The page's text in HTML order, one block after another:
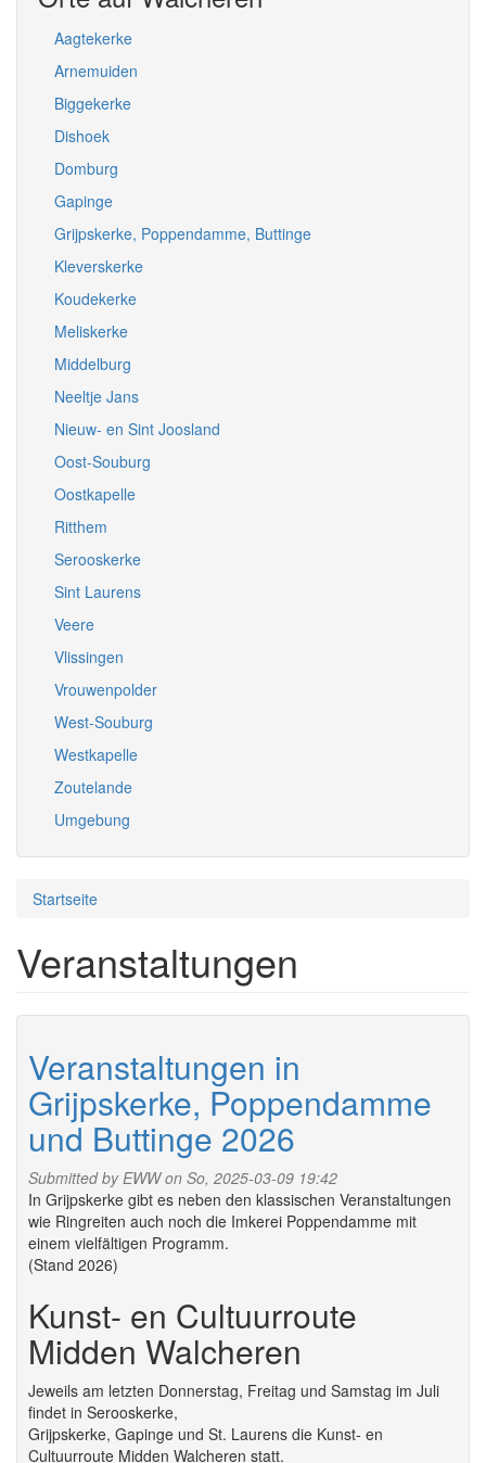
Aagtekerke
Arnemuiden
Biggekerke
Dishoek
Domburg
Gapinge
Grijpskerke, Poppendamme, Buttinge
Kleverskerke
Koudekerke
Meliskerke
Middelburg
Neeltje Jans
Nieuw- en Sint Joosland
Oost-Souburg
Oostkapelle
Ritthem
Serooskerke
Sint Laurens
Veere
Vlissingen
Vrouwenpolder
West-Souburg
Westkapelle
Zoutelande
Umgebung
Startseite
Veranstaltungen
Veranstaltungen in
Grijpskerke, Poppendamme
und Buttinge 2026
Submitted byEWWon So, 2025-03-09 19:42
In Grijpskerke gibt es neben den klassischen Veranstaltungen
wie Ringreiten auch noch die Imkerei Poppendamme mit
einem vielfältigen Programm.
(Stand 2026)
Kunst- en Cultuurroute
Midden Walcheren
Jeweils am letzten Donnerstag, Freitag und Samstag im Juli
findet in Serooskerke,
Grijpskerke, Gapinge und St. Laurens die Kunst- en
Cultuurroute Midden Walcheren statt.